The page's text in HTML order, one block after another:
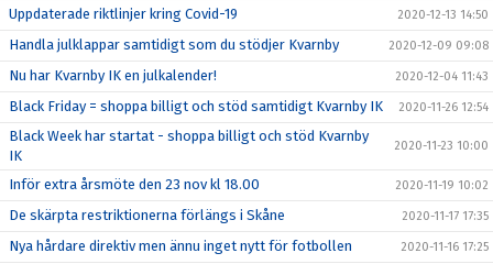
Uppdaterade riktlinjer kring Covid-19 2020-12-13 14:50
Handla julklappar samtidigt som du stödjer Kvarnby 2020-12-09 09:08
Nu har Kvarnby IK en julkalender! 2020-12-04 11:43
Black Friday = shoppa billigt och stöd samtidigt Kvarnby IK 2020-11-26 12:54
Black Week har startat - shoppa billigt och stöd Kvarnby
IK
2020-11-23 10:00
Inför extra årsmöte den 23 nov kl 18.00 2020-11-19 10:02
De skärpta restriktionerna förlängs i Skåne 2020-11-17 17:35
Nya hårdare direktiv men ännu inget nytt för fotbollen 2020-11-16 17:25